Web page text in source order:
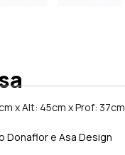
x Alt: 45cm x Prof: 37cm
Donaflor e Asa Design